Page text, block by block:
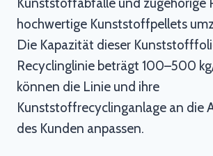
hochwertige Kunststoffpellets
Die Kapazität dieser
Recyclinglinie beträgt 100–500
können die Linie und ihre
Kunststoffrecyclinganlage an die
des Kunden anpassen.